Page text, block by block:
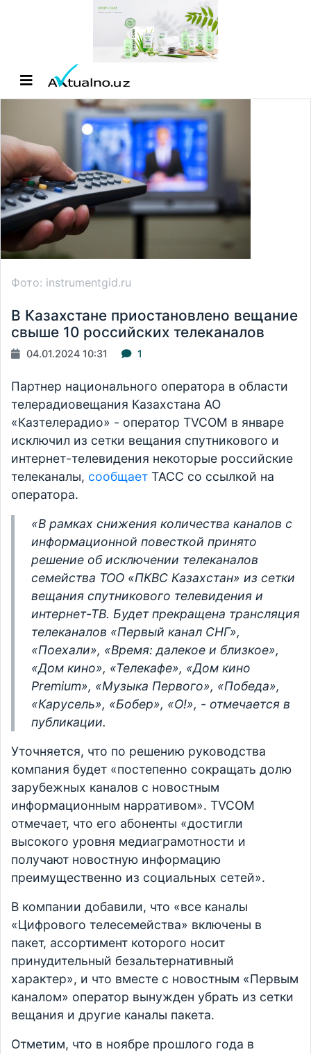
Фото: instrumentgid.ru
В Казахстане приостановлено вещание
свыше 10 российских телеканалов
04.01.2024 10:31 1
Партнер национального оператора в области
телерадиовещания Казахстана АО
«Казтелерадио» - оператор TVCOM в январе
исключил из сетки вещания спутникового и
интернет-телевидения некоторые российские
телеканалы, сообщает ТАСС со ссылкой на
оператора.
«В рамках снижения количества каналов с
информационной повесткой принято
решение об исключении телеканалов
семейства ТОО «ПКВС Казахстан» из сетки
вещания спутникового телевидения и
интернет-ТВ. Будет прекращена трансляция
телеканалов «Первый канал СНГ»,
«Поехали», «Время: далекое и близкое»,
«Дом кино», «Телекафе», «Дом кино
Premium», «Музыка Первого», «Победа»,
«Карусель», «Бобер», «О!», - отмечается в
публикации.
Уточняется, что по решению руководства
компания будет «постепенно сокращать долю
зарубежных каналов с новостным
информационным нарративом». TVCOM
отмечает, что его абоненты «достигли
высокого уровня медиаграмотности и
получают новостную информацию
преимущественно из социальных сетей».
В компании добавили, что «все каналы
«Цифрового телесемейства» включены в
пакет, ассортимент которого носит
принудительный безальтернативный
характер», и что вместе с новостным «Первым
каналом» оператор вынужден убрать из сетки
вещания и другие каналы пакета.
Отметим, что в ноябре прошлого года в